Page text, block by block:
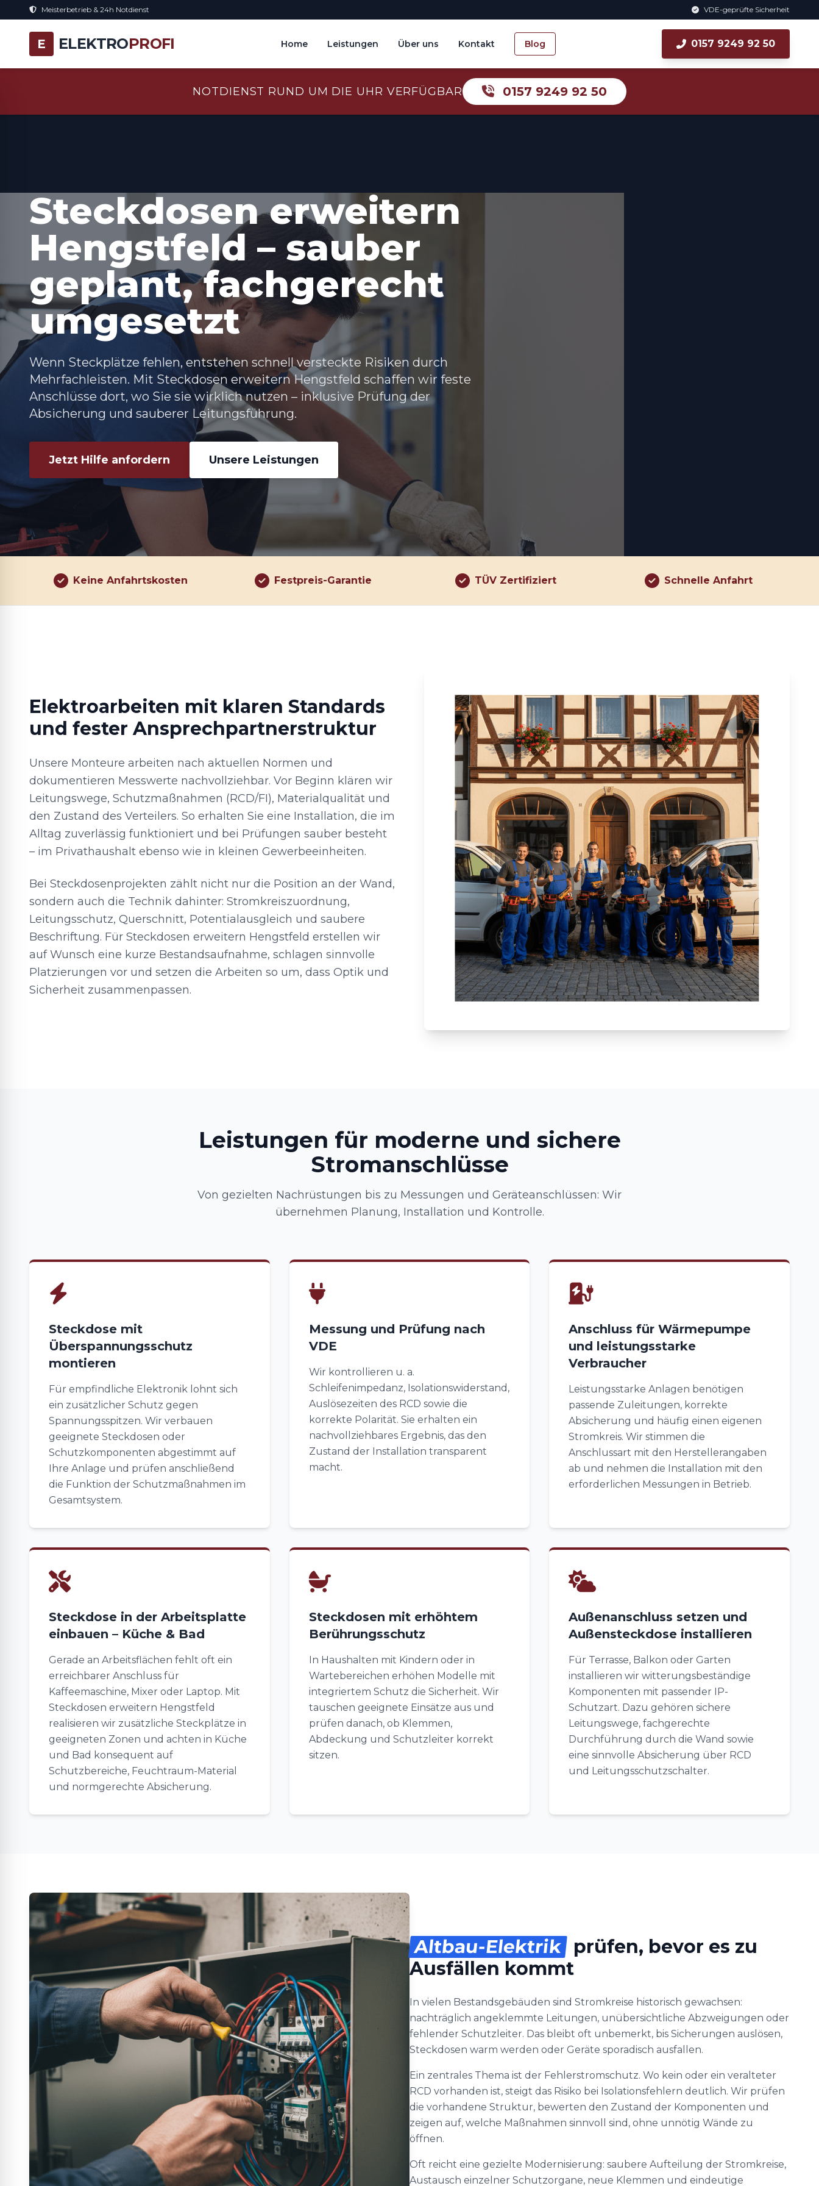
Meisterbetrieb & 24h Notdienst VDE-geprüfte Sicherheit
E ELEKTROPROFI Home Leistungen Über uns Kontakt Blog 0157 9249 92 50
NOTDIENST RUND UM DIE UHR VERFÜGBAR 0157 9249 92 50
Steckdosen erweitern
Hengstfeld – sauber
geplant, fachgerecht
umgesetzt
Wenn Steckplätze fehlen, entstehen schnell versteckte Risiken durch
Mehrfachleisten. Mit Steckdosen erweitern Hengstfeld schaffen wir feste
Anschlüsse dort, wo Sie sie wirklich nutzen – inklusive Prüfung der
Absicherung und sauberer Leitungsführung.
Jetzt Hilfe anfordern Unsere Leistungen
Keine Anfahrtskosten Festpreis-Garantie TÜV Zertifiziert Schnelle Anfahrt
Elektroarbeiten mit klaren Standards
und fester Ansprechpartnerstruktur
Unsere Monteure arbeiten nach aktuellen Normen und
dokumentieren Messwerte nachvollziehbar. Vor Beginn klären wir
Leitungswege, Schutzmaßnahmen (RCD/FI), Materialqualität und
den Zustand des Verteilers. So erhalten Sie eine Installation, die im
Alltag zuverlässig funktioniert und bei Prüfungen sauber besteht
– im Privathaushalt ebenso wie in kleinen Gewerbeeinheiten.
Bei Steckdosenprojekten zählt nicht nur die Position an der Wand,
sondern auch die Technik dahinter: Stromkreiszuordnung,
Leitungsschutz, Querschnitt, Potentialausgleich und saubere
Beschriftung. Für Steckdosen erweitern Hengstfeld erstellen wir
auf Wunsch eine kurze Bestandsaufnahme, schlagen sinnvolle
Platzierungen vor und setzen die Arbeiten so um, dass Optik und
Sicherheit zusammenpassen.
Leistungen für moderne und sichere
Stromanschlüsse
Von gezielten Nachrüstungen bis zu Messungen und Geräteanschlüssen: Wir
übernehmen Planung, Installation und Kontrolle.
Steckdose mit
Überspannungsschutz
montieren
Für empfindliche Elektronik lohnt sich
ein zusätzlicher Schutz gegen
Spannungsspitzen. Wir verbauen
geeignete Steckdosen oder
Schutzkomponenten abgestimmt auf
Ihre Anlage und prüfen anschließend
die Funktion der Schutzmaßnahmen im
Gesamtsystem.
Messung und Prüfung nach
VDE
Wir kontrollieren u. a.
Schleifenimpedanz, Isolationswiderstand,
Auslösezeiten des RCD sowie die
korrekte Polarität. Sie erhalten ein
nachvollziehbares Ergebnis, das den
Zustand der Installation transparent
macht.
Anschluss für Wärmepumpe
und leistungsstarke
Verbraucher
Leistungsstarke Anlagen benötigen
passende Zuleitungen, korrekte
Absicherung und häufig einen eigenen
Stromkreis. Wir stimmen die
Anschlussart mit den Herstellerangaben
ab und nehmen die Installation mit den
erforderlichen Messungen in Betrieb.
Steckdose in der Arbeitsplatte
einbauen – Küche & Bad
Gerade an Arbeitsflächen fehlt oft ein
erreichbarer Anschluss für
Kaffeemaschine, Mixer oder Laptop. Mit
Steckdosen erweitern Hengstfeld
realisieren wir zusätzliche Steckplätze in
geeigneten Zonen und achten in Küche
und Bad konsequent auf
Schutzbereiche, Feuchtraum-Material
und normgerechte Absicherung.
Steckdosen mit erhöhtem
Berührungsschutz
In Haushalten mit Kindern oder in
Wartebereichen erhöhen Modelle mit
integriertem Schutz die Sicherheit. Wir
tauschen geeignete Einsätze aus und
prüfen danach, ob Klemmen,
Abdeckung und Schutzleiter korrekt
sitzen.
Außenanschluss setzen und
Außensteckdose installieren
Für Terrasse, Balkon oder Garten
installieren wir witterungsbeständige
Komponenten mit passender IP-
Schutzart. Dazu gehören sichere
Leitungswege, fachgerechte
Durchführung durch die Wand sowie
eine sinnvolle Absicherung über RCD
und Leitungsschutzschalter.
Altbau-Elektrik prüfen, bevor es zu
Ausfällen kommt
In vielen Bestandsgebäuden sind Stromkreise historisch gewachsen:
nachträglich angeklemmte Leitungen, unübersichtliche Abzweigungen oder
fehlender Schutzleiter. Das bleibt oft unbemerkt, bis Sicherungen auslösen,
Steckdosen warm werden oder Geräte sporadisch ausfallen.
Ein zentrales Thema ist der Fehlerstromschutz. Wo kein oder ein veralteter
RCD vorhanden ist, steigt das Risiko bei Isolationsfehlern deutlich. Wir prüfen
die vorhandene Struktur, bewerten den Zustand der Komponenten und
zeigen auf, welche Maßnahmen sinnvoll sind, ohne unnötig Wände zu
öffnen.
Oft reicht eine gezielte Modernisierung: saubere Aufteilung der Stromkreise,
Austausch einzelner Schutzorgane, neue Klemmen und eindeutige